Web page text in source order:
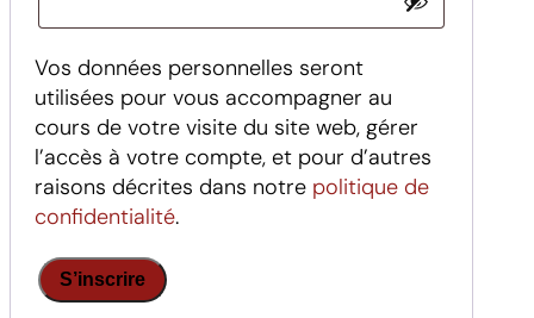
Vos données personnelles seront
utilisées pour vous accompagner au
cours de votre visite du site web, gérer
l’accès à votre compte, et pour d’autres
raisons décrites dans notre politique de
confidentialité.
S’inscrire